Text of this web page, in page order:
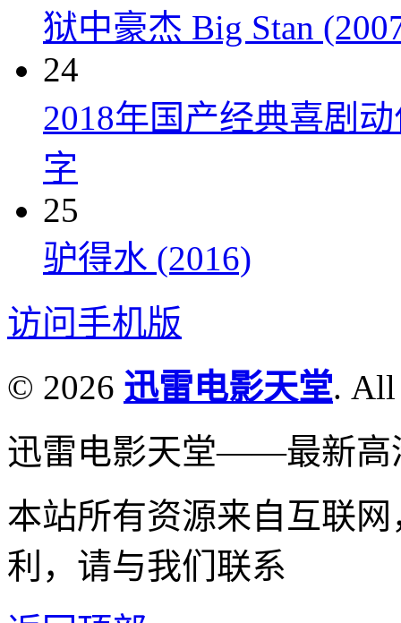
狱中豪杰 Big Stan
24
2018年国产经典喜剧
字
25
驴得水 (2016)
访问手机版
© 2026 迅雷电影天堂. All
迅雷电影天堂——最新高
本站所有资源来自互联
利，请与我们联系